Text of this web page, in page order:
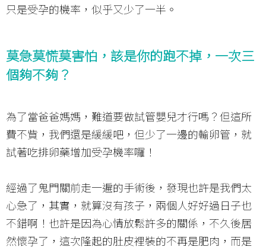
只是受孕的機率，似乎又少了一半。
莫急莫慌莫害怕，該是你的跑不掉，一次三
個夠不夠？
為了當爸爸媽媽，難道要做試管嬰兒才行嗎？但這所
費不貲，我們還是緩緩吧，但少了一邊的輸卵管，就
試著吃排卵藥增加受孕機率囉！
經過了鬼門關前走一遍的手術後，發現也許是我們太
心急了，其實，就算沒有孩子，兩個人好好過日子也
不錯啊！也許是因為心情放鬆許多的關係，不久後居
然懷孕了，這次隆起的肚皮裡裝的不再是肥肉，而是